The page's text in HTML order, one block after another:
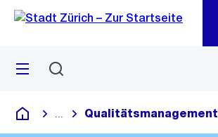
Navigation
Sprunglink
Menü
Deutsch
Blende alle Breadcrumbs ein
Qualitätsmanagement